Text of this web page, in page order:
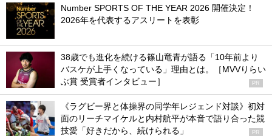
Number SPORTS OF THE YEAR 2026 開催決定！
2026年を代表するアスリートを表彰
38歳でも進化を続ける篠山竜青が語る「10年前より
バスケが上手くなっている」理由とは。［MVVりらい
ぶ賞 受賞者インタビュー］
PR
《ラグビー界と体操界の同学年レジェンド対談》初対
面のリーチマイケルと内村航平が本音で語り合った競
技愛「好きだから、続けられる」
PR